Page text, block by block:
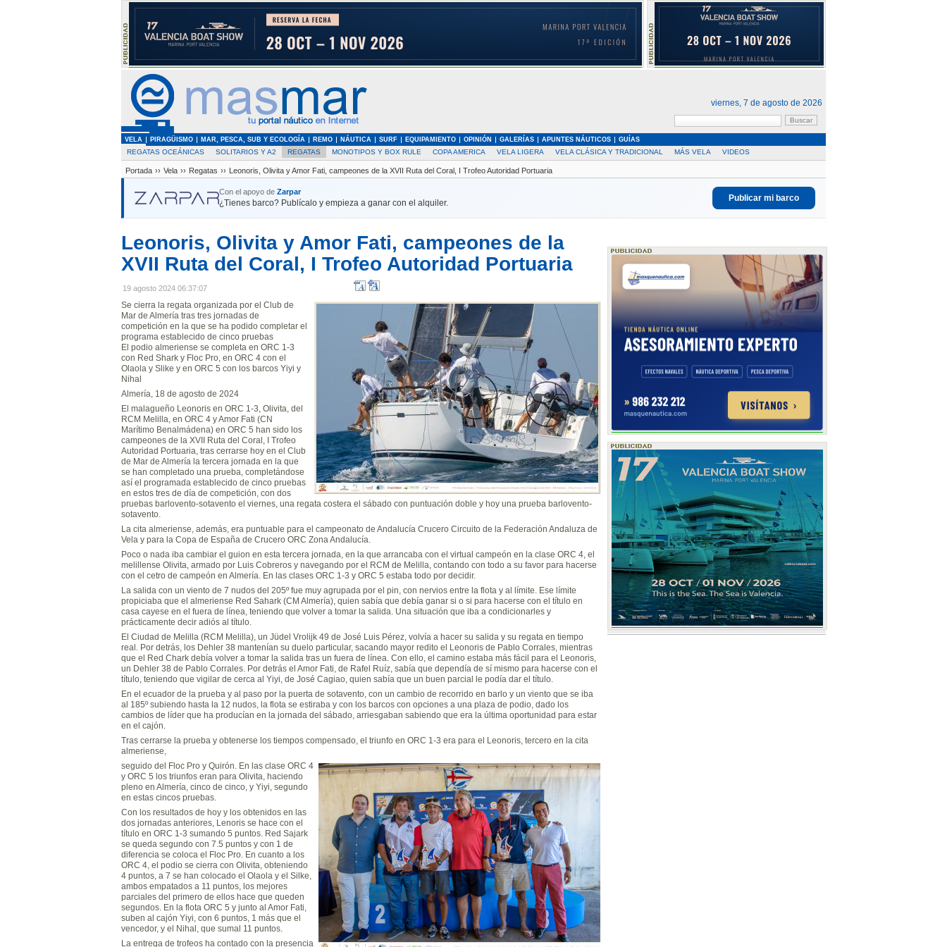
viernes, 7 de agosto de 2026
VELA PIRAGÜISMO MAR, PESCA, SUB Y ECOLOGÍA REMO NÁUTICA SURF EQUIPAMIENTO OPINIÓN GALERÍAS APUNTES NÁUTICOS GUÍAS
REGATAS OCEÁNICAS SOLITARIOS Y A2 REGATAS MONOTIPOS Y BOX RULE COPA AMERICA VELA LIGERA VELA CLÁSICA Y TRADICIONAL MÁS VELA VIDEOS
Portada ›› Vela ›› Regatas ›› Leonoris, Olivita y Amor Fati, campeones de la XVII Ruta del Coral, I Trofeo Autoridad Portuaria
Con el apoyo de Zarpar
¿Tienes barco? Publícalo y empieza a ganar con el alquiler.
Publicar mi barco
Leonoris, Olivita y Amor Fati, campeones de la
XVII Ruta del Coral, I Trofeo Autoridad Portuaria
19 agosto 2024 06:37:07
Se cierra la regata organizada por el Club de
Mar de Almería tras tres jornadas de
competición en la que se ha podido completar el
programa establecido de cinco pruebas
El podio almeriense se completa en ORC 1-3
con Red Shark y Floc Pro, en ORC 4 con el
Olaola y Slike y en ORC 5 con los barcos Yiyi y
Nihal
Almería, 18 de agosto de 2024
El malagueño Leonoris en ORC 1-3, Olivita, del
RCM Melilla, en ORC 4 y Amor Fati (CN
Marítimo Benalmádena) en ORC 5 han sido los
campeones de la XVII Ruta del Coral, I Trofeo
Autoridad Portuaria, tras cerrarse hoy en el Club
de Mar de Almería la tercera jornada en la que
se han completado una prueba, completándose
así el programada establecido de cinco pruebas
en estos tres de día de competición, con dos
pruebas barlovento-sotavento el viernes, una regata costera el sábado con puntuación doble y hoy una prueba barlovento-
sotavento.
La cita almeriense, además, era puntuable para el campeonato de Andalucía Crucero Circuito de la Federación Andaluza de
Vela y para la Copa de España de Crucero ORC Zona Andalucía.
Poco o nada iba cambiar el guion en esta tercera jornada, en la que arrancaba con el virtual campeón en la clase ORC 4, el
melillense Olivita, armado por Luis Cobreros y navegando por el RCM de Melilla, contando con todo a su favor para hacerse
con el cetro de campeón en Almería. En las clases ORC 1-3 y ORC 5 estaba todo por decidir.
La salida con un viento de 7 nudos del 205º fue muy agrupada por el pin, con nervios entre la flota y al límite. Ese límite
propiciaba que el almeriense Red Sahark (CM Almería), quien sabía que debía ganar si o si para hacerse con el título en
casa cayese en el fuera de línea, teniendo que volver a tomar la salida. Una situación que iba a condicionarles y
prácticamente decir adiós al título.
El Ciudad de Melilla (RCM Melilla), un Jüdel Vrolijk 49 de José Luis Pérez, volvía a hacer su salida y su regata en tiempo
real. Por detrás, los Dehler 38 mantenían su duelo particular, sacando mayor redito el Leonoris de Pablo Corrales, mientras
que el Red Chark debía volver a tomar la salida tras un fuera de línea. Con ello, el camino estaba más fácil para el Leonoris,
un Dehler 38 de Pablo Corrales. Por detrás el Amor Fati, de Rafel Ruíz, sabía que dependía de sí mismo para hacerse con el
título, teniendo que vigilar de cerca al Yiyi, de José Cagiao, quien sabía que un buen parcial le podía dar el título.
En el ecuador de la prueba y al paso por la puerta de sotavento, con un cambio de recorrido en barlo y un viento que se iba
al 185º subiendo hasta la 12 nudos, la flota se estiraba y con los barcos con opciones a una plaza de podio, dado los
cambios de líder que ha producían en la jornada del sábado, arriesgaban sabiendo que era la última oportunidad para estar
en el cajón.
Tras cerrarse la prueba y obtenerse los tiempos compensado, el triunfo en ORC 1-3 era para el Leonoris, tercero en la cita
almeriense,
seguido del Floc Pro y Quirón. En las clase ORC 4
y ORC 5 los triunfos eran para Olivita, haciendo
pleno en Almería, cinco de cinco, y Yiyi, segundo
en estas cincos pruebas.
Con los resultados de hoy y los obtenidos en las
dos jornadas anteriores, Lenoris se hace con el
título en ORC 1-3 sumando 5 puntos. Red Sajark
se queda segundo con 7.5 puntos y con 1 de
diferencia se coloca el Floc Pro. En cuanto a los
ORC 4, el podio se cierra con Olivita, obteniendo
4 puntos, a 7 se han colocado el Olaola y el Silke,
ambos empatados a 11 puntos, los mejores
parciales del primero de ellos hace que queden
segundos. En la flota ORC 5 y junto al Amor Fati,
suben al cajón Yiyi, con 6 puntos, 1 más que el
vencedor, y el Nihal, que sumal 11 puntos.
La entrega de trofeos ha contado con la presencia